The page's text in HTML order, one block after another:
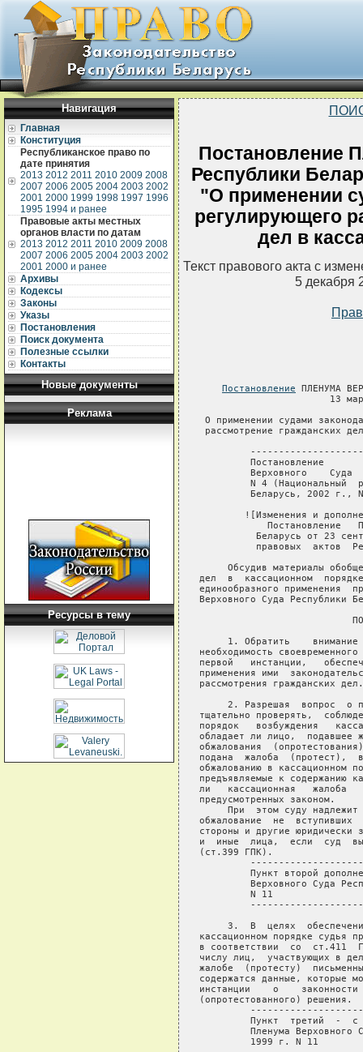
Навигация
Главная
Конституция
Республиканское право по
дате принятия
2013 2012 2011 2010 2009 2008
2007 2006 2005 2004 2003 2002
2001 2000 1999 1998 1997 1996
1995 1994 и ранее
Правовые акты местных
органов власти по датам
2013 2012 2011 2010 2009 2008
2007 2006 2005 2004 2003 2002
2001 2000 и ранее
Архивы
Кодексы
Законы
Указы
Постановления
Поиск документа
Полезные ссылки
Контакты
Новые документы
Реклама
Ресурсы в тему
Постановление
Республики
"О применении
регулирующего
дел в
Текст правового акта с
5 декабря
Постановление ПЛЕНУМА ВЕРХОВНОГО СУДА РЕСПУБЛИКИ БЕЛАРУСЬ
                       13 марта 1997 г. N 6

 О применении судами законодательства, регулирующего
 рассмотрение гражданских дел в кассационном порядке

         -----------------------------------------------------------
         Постановление       утратило    силу постановлением Пленума
         Верховного    Суда   Республики Беларусь от 28 июня 2002 г.
         N 4 (Национальный  реестр    правовых     актов  Республики
         Беларусь, 2002 г., N 83, 6/332)

        ![Изменения и дополнения:
            Постановление   Пленума   Верховного   Суда   Республики
          Беларусь от 23 сентября 1999 г. N 11 (Национальный  реестр
          правовых  актов  Республики Беларусь, 1999 г., N 78, 6/56).]

     Обсудив материалы обобщения судебной практики  по  рассмотрению
дел  в  кассационном  порядке,  в  целях  устранения  недостатков  и
единообразного применения  процессуального  законодательства  Пленум
Верховного Суда Республики Беларусь

                           ПОСТАНОВЛЯЕТ:

     1. Обратить    внимание   судов   кассационной   инстанции   на
необходимость своевременного устранения ошибок,  допускаемых  судами
первой   инстанции,   обеспечения   правильного   и   единообразного
применения ими  законодательства,  соблюдения  установленных  сроков
рассмотрения гражданских дел.

     2. Разрешая  вопрос  о принятии кассационной жалобы (протеста),
тщательно проверять,  соблюдены ли установленные законом  условия  и
порядок   возбуждения   кассационного   производства,  в  частности:
обладает ли лицо,  подавшее жалобу (протест),  правом  кассационного
обжалования  (опротестования);  не  вступило ли решение,  на которое
подана  жалоба  (протест),  в  законную  силу  и  подлежит  ли   оно
обжалованию в кассационном порядке;  соблюдены ли требования закона,
предъявляемые к содержанию кассационной жалобы (протеста);  оплачена
ли   кассационная   жалоба   государственной   пошлиной  в  случаях,
предусмотренных законом.
     При  этом суду надлежит иметь в виду, что право на кассационное
обжалование  не  вступивших  в законную силу решений имеют не только
стороны и другие юридически заинтересованные в исходе дела лица,  но
и  иные  лица,  если  суд  вынес решение об их правах и обязанностях
(ст.399 ГПК).
         -----------------------------------------------------------